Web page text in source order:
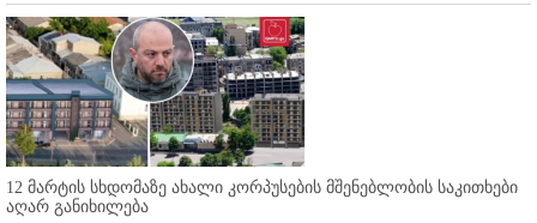
12 მარტის სხდომაზე ახალი კორპუსების მშენებლობის საკითხები
აღარ განიხილება